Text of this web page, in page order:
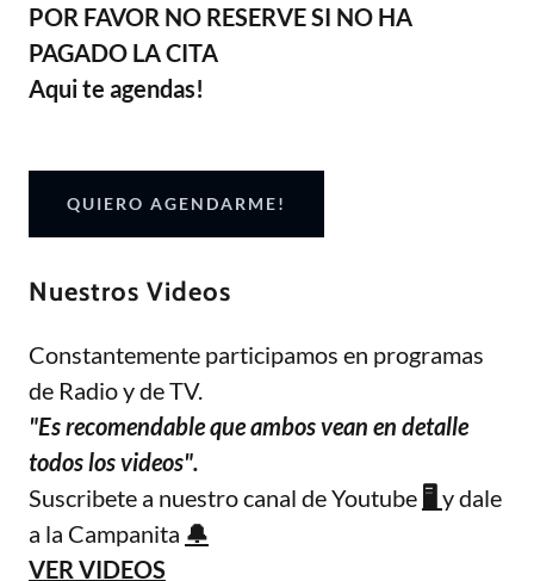
POR FAVOR NO RESERVE SI NO HA
PAGADO LA CITA
Aqui te agendas!
QUIERO AGENDARME!
Nuestros Videos
Constantemente participamos en programas
de Radio y de TV.
"Es recomendable que ambos vean en detalle
todos los videos".
Suscribete a nuestro canal de Youtube 🖥️ y dale
a la Campanita 🔔
VER VIDEOS